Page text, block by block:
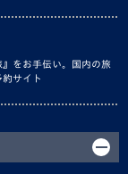
をお手伝い。国内の旅
サイト